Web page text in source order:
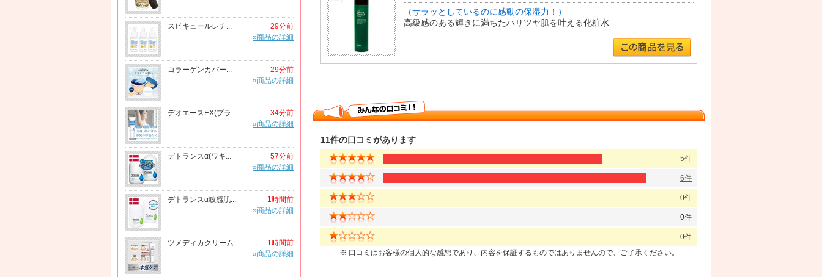
スピキュールレチ...
29分前
»商品の詳細
コラーゲンカバー...
29分前
»商品の詳細
デオエースEX(プラ...
34分前
»商品の詳細
デトランスα(ワキ...
57分前
»商品の詳細
デトランスα敏感肌...
1時間前
»商品の詳細
ツメディカクリーム
1時間前
»商品の詳細
（サラッとしているのに感動の保湿力！）
高級感のある輝きに満ちたハリツヤ肌を叶える化粧水
11件の口コミがあります
5件
6件
0件
0件
0件
※ 口コミはお客様の個人的な感想であり、内容を保証するものではありませんので、ご了承ください。